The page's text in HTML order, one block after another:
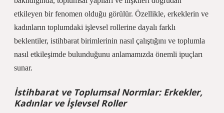
etkileyen bir fenomen olduğu görülür. Özellikle, erkeklerin ve
kadınların toplumdaki işlevsel rollerine dayalı farklı
beklentiler, istihbarat birimlerinin nasıl çalıştığını ve toplumla
nasıl etkileşimde bulunduğunu anlamamızda önemli ipuçları
sunar.
İstihbarat ve Toplumsal Normlar: Erkekler,
Kadınlar ve İşlevsel Roller